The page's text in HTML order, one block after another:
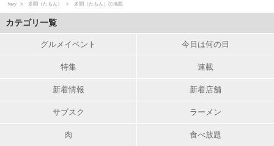
favy 多聞（たもん） 多聞（たもん）の地図
カテゴリ一覧
グルメイベント 今日は何の日
特集 連載
新着情報 新着店舗
サブスク ラーメン
肉 食べ放題